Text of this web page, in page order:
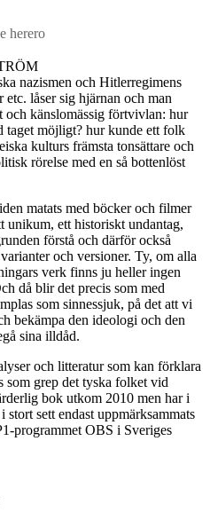
herero
nazismen och Hitlerregimens
etc. låser sig hjärnan och man
känslomässig förtvivlan: hur
taget möjligt? hur kunde ett folk
kulturs främsta tonsättare och
rörelse med en så bottenlöst
matats med böcker och filmer
unikum, ett historiskt undantag,
förstå och därför också
och versioner. Ty, om alla
verk finns ju heller ingen
då blir det precis som med
som sinnessjuk, på det att vi
bekämpa den ideologi och den
sina illdåd.
och litteratur som kan förklara
som grep det tyska folket vid
bok utkom 2010 men har i
sett endast uppmärksammats
programmet OBS i Sveriges